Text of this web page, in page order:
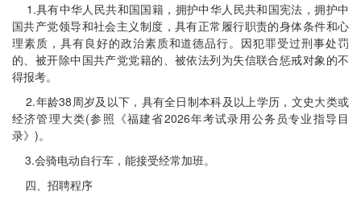
1.具有中华人民共和国国籍，拥护中华人民共和国宪法，拥护中
国共产党领导和社会主义制度，具有正常履行职责的身体条件和心
理素质，具有良好的政治素质和道德品行。因犯罪受过刑事处罚
的、被开除中国共产党党籍的、被依法列为失信联合惩戒对象的不
得报考。
2.年龄38周岁及以下，具有全日制本科及以上学历，文史大类或
经济管理大类(参照《福建省2026年考试录用公务员专业指导目
录》)。
3.会骑电动自行车，能接受经常加班。
四、招聘程序